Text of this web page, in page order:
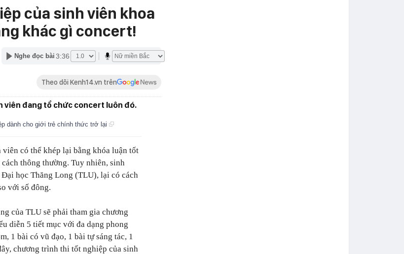
của sinh viên khoa
khác gì concert!
Nghe đọc bài 3:36
Theo dõi Kenh14.vn trên
viên đang tổ chức concert luôn đó.
dành cho giới trẻ chính thức trở lại
có thể khép lại bằng khóa luận tốt
thông thường. Tuy nhiên, sinh
học Thăng Long (TLU), lại có cách
với số đông.
của TLU sẽ phải tham gia chương
diễn 5 tiết mục với đa dạng phong
1 bài có vũ đạo, 1 bài tự sáng tác, 1
chương trình thi tốt nghiệp của sinh